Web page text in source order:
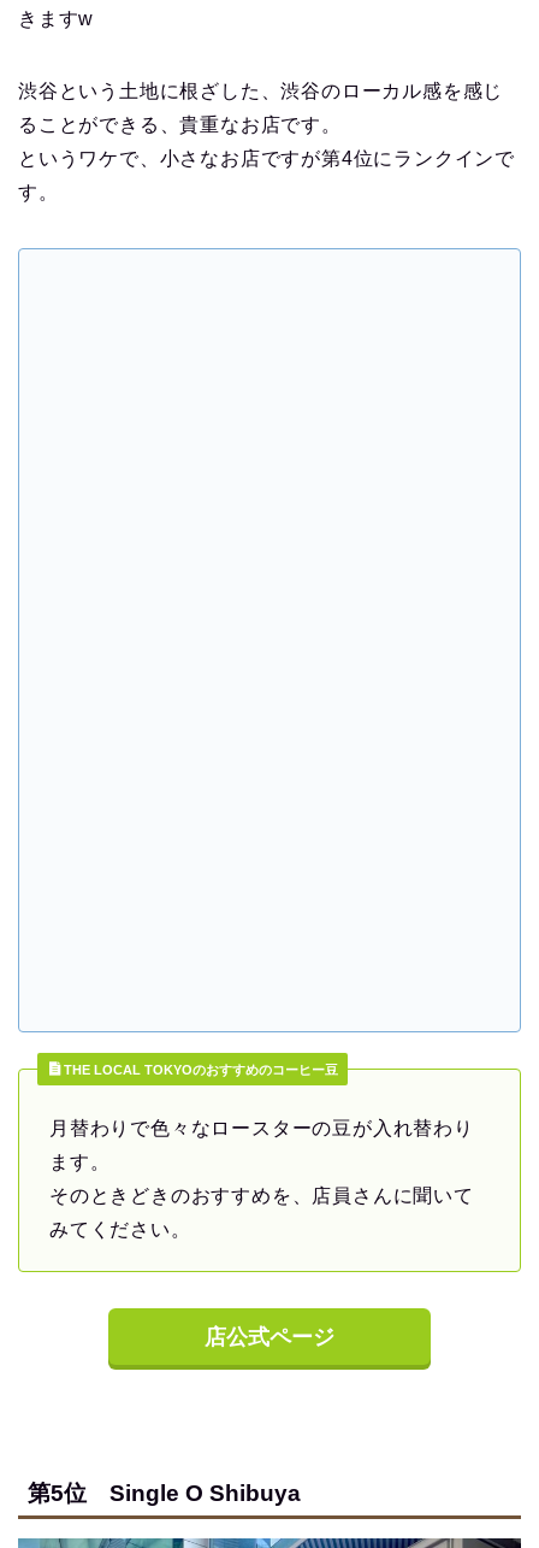
きますw
渋谷という土地に根ざした、渋谷のローカル感を感じ
ることができる、貴重なお店です。
というワケで、小さなお店ですが第4位にランクインで
す。
THE LOCAL TOKYOのおすすめのコーヒー豆
月替わりで色々なロースターの豆が入れ替わり
ます。
そのときどきのおすすめを、店員さんに聞いて
みてください。
店公式ページ
第5位 Single O Shibuya